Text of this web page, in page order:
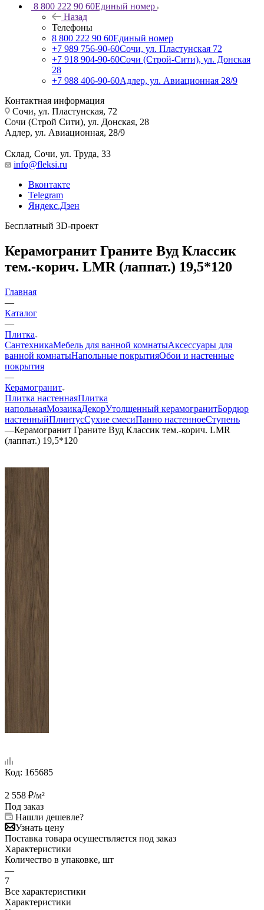
8 800 222 90 60Единый номер
Назад
Телефоны
8 800 222 90 60Единый номер
+7 989 756-90-60Сочи, ул. Пластунская 72
+7 918 904-90-60Сочи (Строй-Сити), ул. Донская
28
+7 988 406-90-60Адлер, ул. Авиационная 28/9
Контактная информация
Сочи, ул. Пластунская, 72
Сочи (Строй Сити), ул. Донская, 28
Адлер, ул. Авиационная, 28/9
Склад, Сочи, ул. Труда, 33
info@fleksi.ru
Вконтакте
Telegram
Яндекс.Дзен
Бесплатный 3D-проект
Керамогранит Граните Вуд Классик
тем.-корич. LMR (лаппат.) 19,5*120
Главная
—
Каталог
—
Плитка
СантехникаМебель для ванной комнатыАксессуары для
ванной комнатыНапольные покрытияОбои и настенные
покрытия
—
Керамогранит
Плитка настеннаяПлитка
напольнаяМозаикаДекорУтолщенный керамогранитБордюр
настенныйПлинтусСухие смесиПанно настенноеСтупень
—Керамогранит Граните Вуд Классик тем.-корич. LMR
(лаппат.) 19,5*120
Код: 165685
2 558 ₽/м²
Под заказ
Нашли дешевле?
Узнать цену
Поставка товара осуществляется под заказ
Характеристики
Количество в упаковке, шт
—
7
Все характеристики
Характеристики